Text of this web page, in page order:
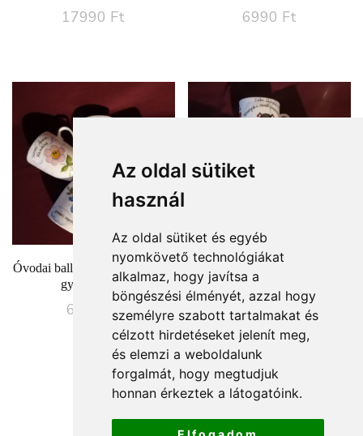
Az oldal sütiket
használ
Az oldal sütiket és egyéb
nyomkövető technológiákat
alkalmaz, hogy javítsa a
böngészési élményét, azzal hogy
személyre szabott tartalmakat és
célzott hirdetéseket jelenít meg,
és elemzi a weboldalunk
forgalmát, hogy megtudjuk
honnan érkeztek a látogatóink.
17990 Ft 6990 Ft
Óvodai ballagási ajándék bögre
gyerekeknek
6500 Ft
Búcsúajándék óvónőknek
ballagásra,bögre csoportjellel
Értékelés:
5.00
/ 5
8500Ft
1 2 →